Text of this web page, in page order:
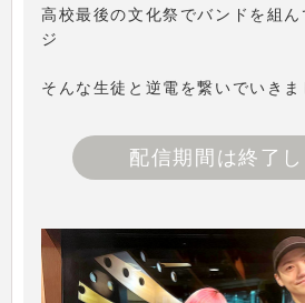
高校最後の文化祭でバンドを組
ジ
そんな生徒と逆電を繋いでいきま
配信期間は終了